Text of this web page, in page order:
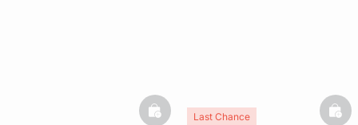
basketfullLast Chance